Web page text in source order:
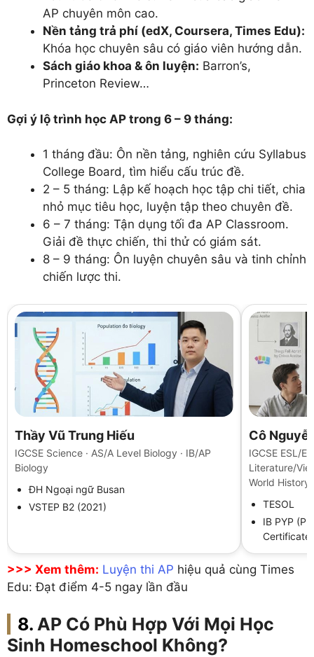
AP chuyên môn cao.
Nền tảng trả phí (edX, Coursera, Times Edu):
Khóa học chuyên sâu có giáo viên hướng dẫn.
Sách giáo khoa & ôn luyện: Barron’s,
Princeton Review…
Gợi ý lộ trình học AP trong 6 – 9 tháng:
1 tháng đầu: Ôn nền tảng, nghiên cứu Syllabus
College Board, tìm hiểu cấu trúc đề.
2 – 5 tháng: Lập kế hoạch học tập chi tiết, chia
nhỏ mục tiêu học, luyện tập theo chuyên đề.
6 – 7 tháng: Tận dụng tối đa AP Classroom.
Giải đề thực chiến, thi thử có giám sát.
8 – 9 tháng: Ôn luyện chuyên sâu và tinh chỉnh
chiến lược thi.
Thầy Vũ Trung Hiếu
IGCSE Science · AS/A Level Biology · IB/AP
Biology
ĐH Ngoại ngữ Busan
VSTEP B2 (2021)
Cô
IGCSE ESL/
Literature/
World History,
TESOL
IB PYP
Certificate
>>> Xem thêm: Luyện thi AP hiệu quả cùng Times
Edu: Đạt điểm 4-5 ngay lần đầu
AP Có Phù Hợp Với Mọi Học
Sinh Homeschool Không?